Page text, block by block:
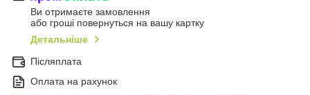
Ви отримаєте замовлення
або гроші повернуться на вашу картку
Детальніше
Післяплата
Оплата на рахунок